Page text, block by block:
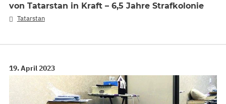
von Tatarstan in Kraft – 6,5 Jahre Strafkolonie
Tatarstan
19. April 2023